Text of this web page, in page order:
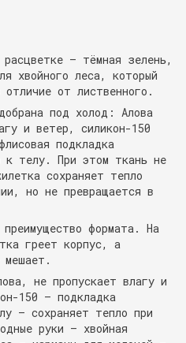
— тёмная зелень,
хвойного леса, который
от лиственного.
под холод: Алова
и ветер, силикон-150
подкладка
к телу. При этом ткань не
сохраняет тепло
но не превращается в
формата. На
греет корпус, а
мешает.
не пропускает влагу и
150 — подкладка
— сохраняет тепло при
руки — хвойная